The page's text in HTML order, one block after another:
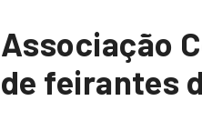
Associação
de feirantes